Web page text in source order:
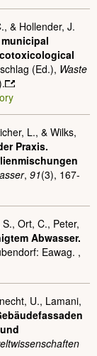
& Hollender, J.
(Ed.), Waste
L., & Wilks,
Praxis.
, 91(3), 167-
Ort, C., Peter,
Abwasser.
Eawag. ,
U., Lamani,